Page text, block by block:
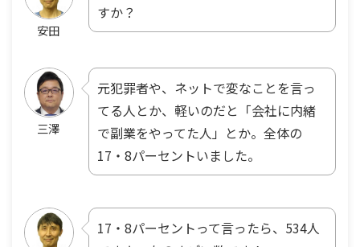
安田
すか？
三澤
元犯罪者や、ネットで変なことを言っ
てる人とか、軽いのだと「会社に内緒
で副業をやってた人」とか。全体の
17・8パーセントいました。
17・8パーセントって言ったら、534人